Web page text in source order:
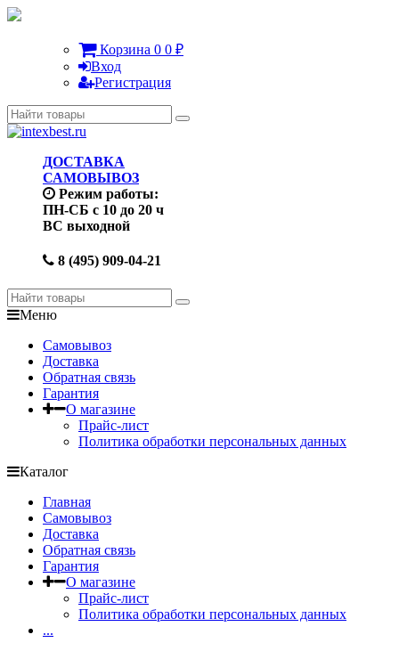
Корзина 0 0 ₽
Вход
Регистрация
ДОСТАВКА
САМОВЫВОЗ
Режим работы:
ПН-СБ с 10 до 20 ч
ВС выходной
8 (495) 909-04-21
Меню
Самовывоз
Доставка
Обратная связь
Гарантия
О магазине
Прайс-лист
Политика обработки персональных данных
Каталог
Главная
Самовывоз
Доставка
Обратная связь
Гарантия
О магазине
Прайс-лист
Политика обработки персональных данных
...